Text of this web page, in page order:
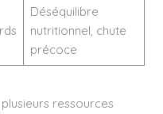
Déséquilibre
nutritionnel, chute
précoce
ressources